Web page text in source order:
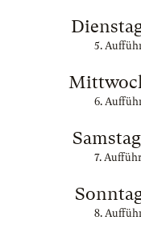
5.
6.
7.
8.